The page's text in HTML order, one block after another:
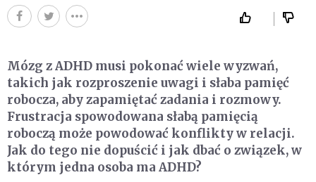
Mózg z ADHD musi pokonać wiele wyzwań,
takich jak rozproszenie uwagi i słaba pamięć
robocza, aby zapamiętać zadania i rozmowy.
Frustracja spowodowana słabą pamięcią
roboczą może powodować konflikty w relacji.
Jak do tego nie dopuścić i jak dbać o związek, w
którym jedna osoba ma ADHD?